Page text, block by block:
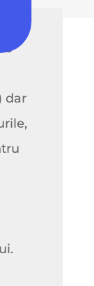
dar